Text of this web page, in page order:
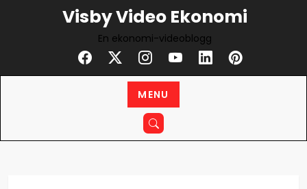
Visby Video Ekonomi
En ekonomi-videoblogg
MENU